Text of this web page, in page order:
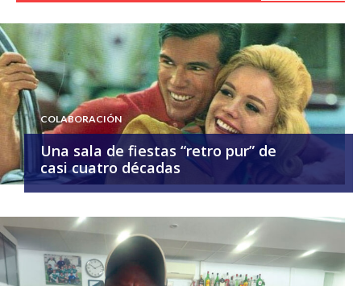
COLABORACIÓN
Una sala de fiestas “retro pur” de
casi cuatro décadas